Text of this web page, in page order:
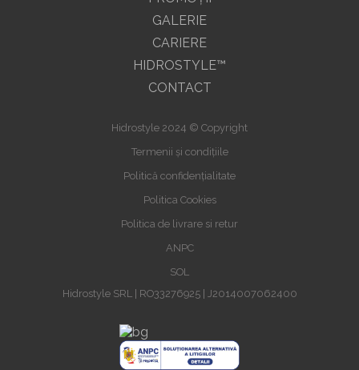
GALERIE
CARIERE
HIDROSTYLE™
CONTACT
Hidrostyle 2024 © Copyright
Termenii și condițiile
Politică confidențialitate
Politica Cookies
Politica de livrare si retur
ANPC
SOL
Hidrostyle SRL | RO33276925 | J2014007062400